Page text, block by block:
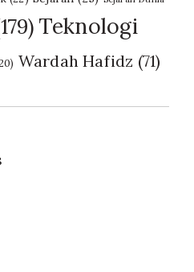
Teknologi
Wardah Hafidz (71)